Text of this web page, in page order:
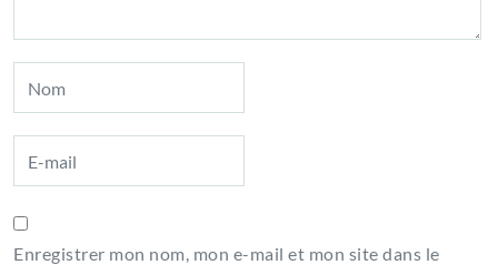
Enregistrer mon nom, mon e-mail et mon site dans le